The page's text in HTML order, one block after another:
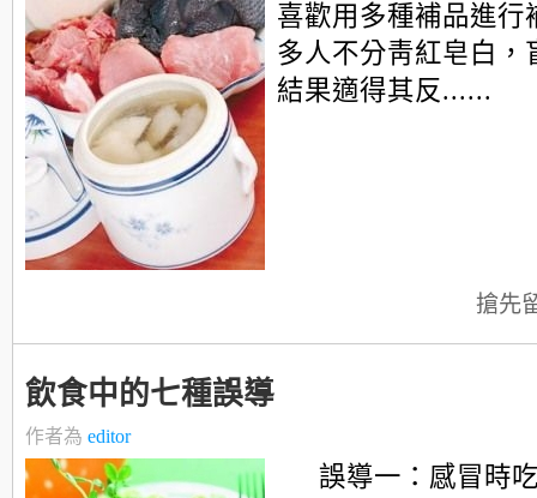
喜歡用多種補品進行
多人不分靑紅皂白，
結果適得其反......
搶先
飲食中的七種誤導
作者為 editor
誤導一：感冒時